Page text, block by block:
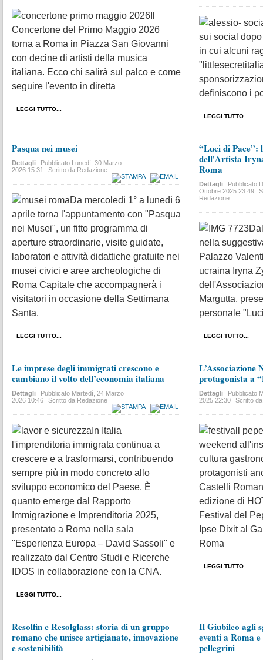
Concertone del Primo Maggio 2026
torna a Roma in Piazza San Giovanni
con decine di artisti della musica
italiana. Ecco chi salirà sul palco e come
seguire l'evento in diretta
LEGGI TUTTO...
sui social
in cui alcuni
definiscono i
LEGGI TUTTO...
Pasqua nei musei
Dettagli Pubblicato Lunedì, 30 Marzo
2026 15:31
Scritto da Redazione
Da mercoledì 1° a lunedì 6
aprile torna l'appuntamento con "Pasqua
nei Musei", un fitto programma di
aperture straordinarie, visite guidate,
laboratori e attività didattiche gratuite nei
musei civici e aree archeologiche di
Roma Capitale che accompagnerà i
visitatori in occasione della Settimana
Santa.
LEGGI TUTTO...
“Luci di Pace”:
dell'Artista
Roma
Dettagli Pubblicato
Ottobre 2025 23:49
Redazione
nella
Palazzo
ucraina Iryna
Margutta,
personale
LEGGI TUTTO...
Le imprese degli immigrati crescono e
cambiano il volto dell’economia italiana
Dettagli Pubblicato Martedì, 24 Marzo
2026 10:46
Scritto da Redazione
In Italia
l'imprenditoria immigrata continua a
crescere e a trasformarsi, contribuendo
sempre più in modo concreto allo
sviluppo economico del Paese. È
quanto emerge dal Rapporto
Immigrazione e Imprenditoria 2025,
presentato a Roma nella sala
"Esperienza Europa – David Sassoli" e
realizzato dal Centro Studi e Ricerche
IDOS in collaborazione con la CNA.
LEGGI TUTTO...
L’Associazione
protagonista a
Dettagli Pubblicato
2025 22:30
Scritto
weekend
cultura
protagonisti
Castelli
edizione di
Festival del
Ipse Dixit al
Roma
LEGGI TUTTO...
Resolfin e Resolglass: storia di un gruppo
romano che unisce artigianato, innovazione
e sostenibilità
Il Giubileo agli
eventi a Roma
pellegrini